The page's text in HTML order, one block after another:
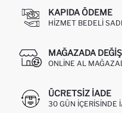
KAPIDA ÖDEME
HIZMET BEDELI
MAĞAZADA
ONLINE AL
ÜCRETSIZ IADE
30 GÜN IÇERISINDE